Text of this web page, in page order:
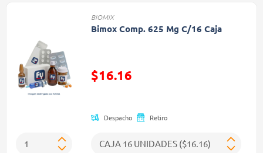
BIOMIX
Bimox Comp. 625 Mg C/16 Caja
Precio reducido de
$16.16
Despacho Retiro